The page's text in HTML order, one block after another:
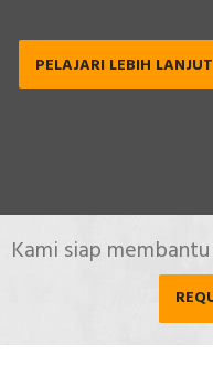
PELAJARI LEBIH LANJUT
Kami siap